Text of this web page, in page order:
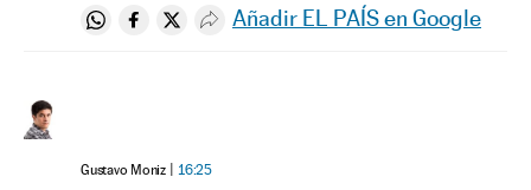
Compartir en Whatsapp
Compartir en Facebook
Compartir en Twitter
Desplegar Redes Sociales
Añadir EL PAÍS en Google
Gustavo Moniz 16:25